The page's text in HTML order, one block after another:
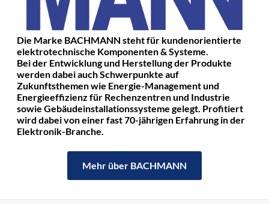
Die Marke BACHMANN steht für kundenorientierte
elektrotechnische Komponenten & Systeme.
Bei der Entwicklung und Herstellung der Produkte
werden dabei auch Schwerpunkte auf
Zukunftsthemen wie Energie-Management und
Energieeffizienz für Rechenzentren und Industrie
sowie Gebäudeinstallationssysteme gelegt. Profitiert
wird dabei von einer fast 70-jährigen Erfahrung in der
Elektronik-Branche.
Mehr über BACHMANN